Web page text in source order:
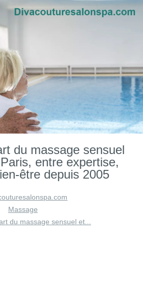
du massage sensuel
entre expertise,
être depuis 2005
Massage
du massage sensuel et...